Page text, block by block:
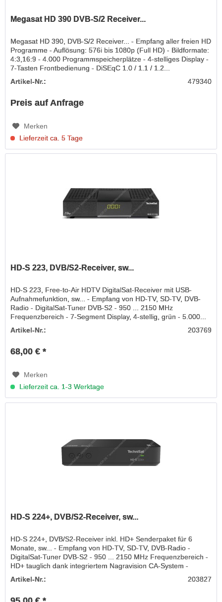
Megasat HD 390 DVB-S/2 Receiver...
Megasat HD 390, DVB-S/2 Receiver... - Empfang aller freien HD
Programme - Auflösung: 576i bis 1080p (Full HD) - Bildformate:
4:3,16:9 - 4.000 Programmspeicherplätze - 4-stelliges Display -
7-Tasten Frontbedienung - DiSEqC 1.0 / 1.1 / 1.2...
Artikel-Nr.:
479340
Preis auf Anfrage
Merken
Lieferzeit ca. 5 Tage
HD-S 223, DVB/S2-Receiver, sw...
HD-S 223, Free-to-Air HDTV DigitalSat-Receiver mit USB-
Aufnahmefunktion, sw... - Empfang von HD-TV, SD-TV, DVB-
Radio - DigitalSat-Tuner DVB-S2 - 950 ... 2150 MHz
Frequenzbereich - 7-Segment Display, 4-stellig, grün - 5.000...
Artikel-Nr.:
203769
68,00 € *
Merken
Lieferzeit ca. 1-3 Werktage
HD-S 224+, DVB/S2-Receiver, sw...
HD-S 224+, DVB/S2-Receiver inkl. HD+ Senderpaket für 6
Monate, sw... - Empfang von HD-TV, SD-TV, DVB-Radio -
DigitalSat-Tuner DVB-S2 - 950 ... 2150 MHz Frequenzbereich -
HD+ tauglich dank integriertem Nagravision CA-System -
Artikel-Nr.: 203827